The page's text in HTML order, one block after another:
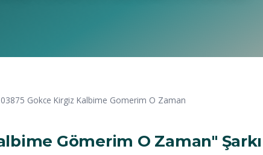
Gokce Kirgiz Kalbime Gomerim O Zaman
Gömerim O Zaman" Şarkı